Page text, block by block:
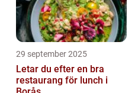
29 september 2025
Letar du efter en bra
restaurang för lunch i